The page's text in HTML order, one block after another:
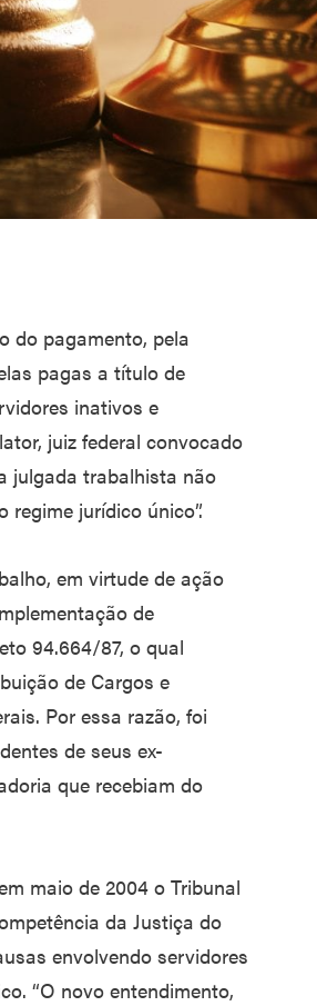
do pagamento, pela
pagas a título de
inativos e
juiz federal convocado
julgada trabalhista não
jurídico único”.
em virtude de ação
de
94.664/87, o qual
de Cargos e
Por essa razão, foi
de seus ex-
que recebiam do
maio de 2004 o Tribunal
da Justiça do
envolvendo servidores
“O novo entendimento,